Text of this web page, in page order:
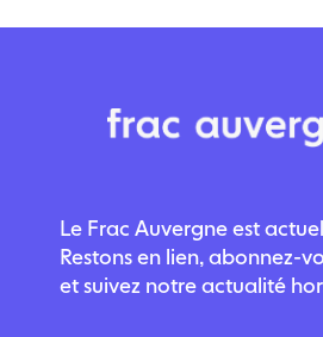
Le Frac Auvergne est
Restons en lien, abonnez-
et suivez notre actualité